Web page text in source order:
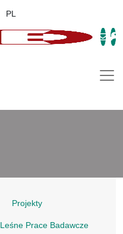
PL
Projekty
Leśne Prace Badawcze